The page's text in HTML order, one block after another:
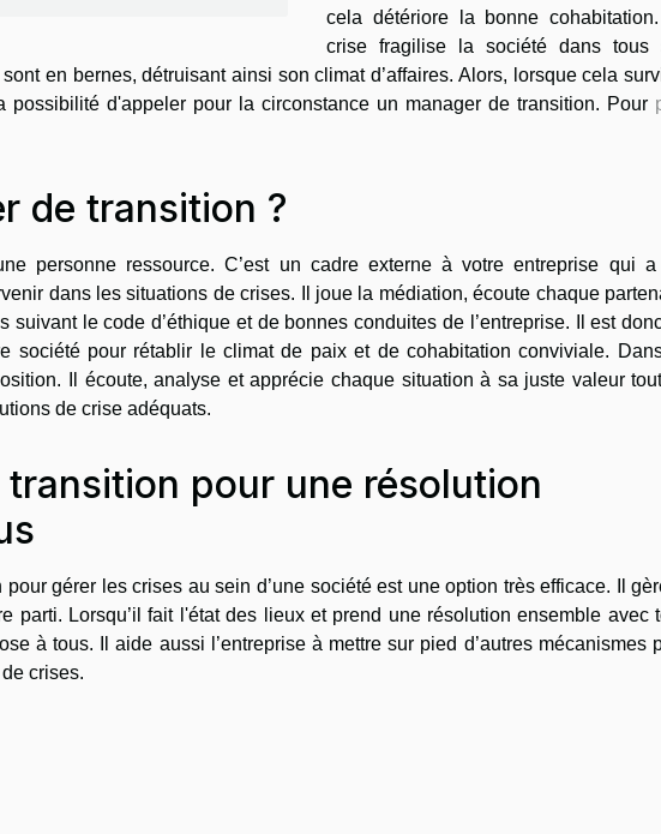
cela détériore la bonne
crise fragilise la société dans tous
en bernes, détruisant ainsi son climat d’affaires. Alors, lorsque cela
possibilité d'appeler pour la circonstance un manager de transition. Pour
de transition ?
personne ressource. C’est un cadre externe à votre entreprise qui
dans les situations de crises. Il joue la médiation, écoute chaque
suivant le code d’éthique et de bonnes conduites de l’entreprise. Il est
société pour rétablir le climat de paix et de cohabitation conviviale.
Il écoute, analyse et apprécie chaque situation à sa juste valeur
de crise adéquats.
transition pour une résolution
gérer les crises au sein d’une société est une option très efficace. Il
parti. Lorsqu’il fait l'état des lieux et prend une résolution ensemble avec
à tous. Il aide aussi l’entreprise à mettre sur pied d’autres mécanismes
crises.